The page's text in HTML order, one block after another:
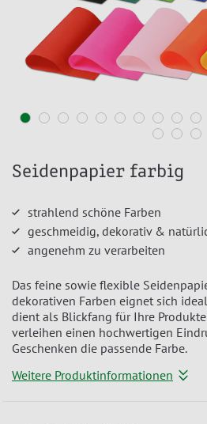
Seidenpapier farbig
strahlend schöne Farben
geschmeidig, dekorativ &
angenehm zu verarbeiten
Das feine sowie flexible
dekorativen Farben eignet sich
dient als Blickfang für Ihre
verleihen einen hochwertigen
Geschenken die passende Farbe.
Weitere Produktinformationen